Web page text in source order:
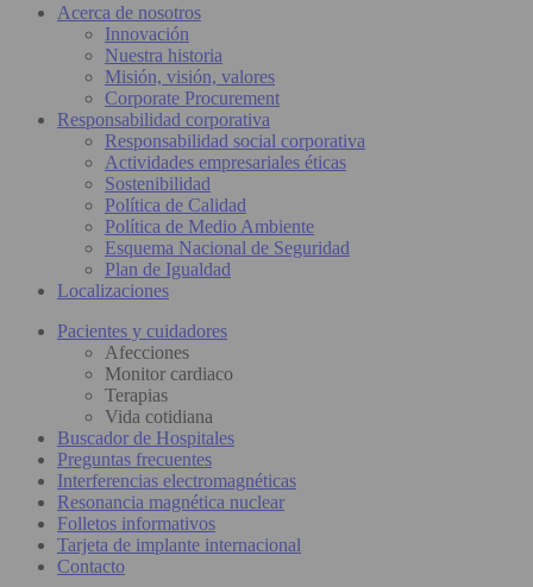
Acerca de nosotros
Innovación
Nuestra historia
Misión, visión, valores
Corporate Procurement
Responsabilidad corporativa
Responsabilidad social corporativa
Actividades empresariales éticas
Sostenibilidad
Política de Calidad
Política de Medio Ambiente
Esquema Nacional de Seguridad
Plan de Igualdad
Localizaciones
Pacientes y cuidadores
Afecciones
Monitor cardiaco
Terapias
Vida cotidiana
Buscador de Hospitales
Preguntas frecuentes
Interferencias electromagnéticas
Resonancia magnética nuclear
Folletos informativos
Tarjeta de implante internacional
Contacto